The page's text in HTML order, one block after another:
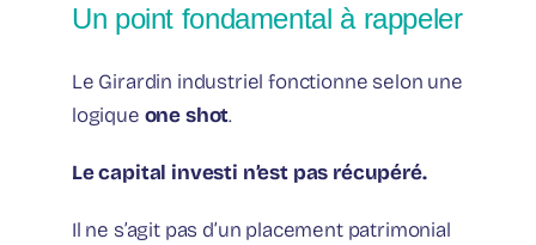
Un point fondamental à rappeler
Le Girardin industriel fonctionne selon une
logique one shot.
Le capital investi n’est pas récupéré.
Il ne s’agit pas d’un placement patrimonial